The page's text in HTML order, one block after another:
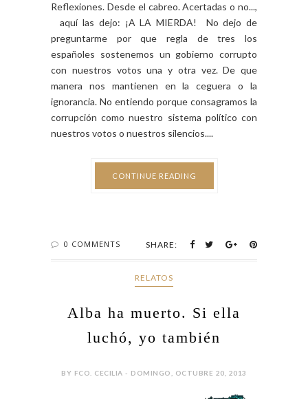
Reflexiones. Desde el cabreo. Acertadas o no...,
aquí las dejo: ¡A LA MIERDA! No dejo de
preguntarme por que regla de tres los
españoles sostenemos un gobierno corrupto
con nuestros votos una y otra vez. De que
manera nos mantienen en la ceguera o la
ignorancia. No entiendo porque consagramos la
corrupción como nuestro sistema político con
nuestros votos o nuestros silencios....
CONTINUE READING
0 COMMENTS SHARE:
RELATOS
Alba ha muerto. Si ella
luchó, yo también
BY FCO. CECILIA - DOMINGO, OCTUBRE 20, 2013